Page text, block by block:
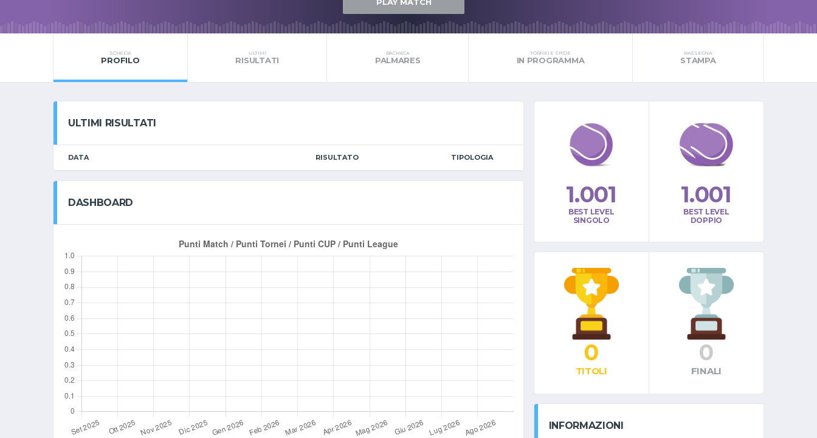
SCHEDA
PROFILO
ULTIMI
RISULTATI
BACHECA
PALMARES
TORNEI E SFIDE
IN PROGRAMMA
RASSEGNA
STAMPA
ULTIMI RISULTATI
DATA RISULTATO TIPOLOGIA
DASHBOARD 1.001
BEST LEVEL
SINGOLO
1.001
BEST LEVEL
DOPPIO
0
TITOLI
0
FINALI
INFORMAZIONI